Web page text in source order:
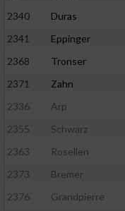
2340
Duras
2341
Eppinger
2368
Tronser
2371
Zahn
2336
Arp
2355
Schwarz
2363
Rosellen
2373
Bremer
2376
Grandpierre